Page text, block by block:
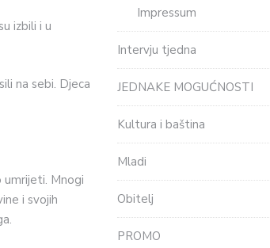
izbili i u
na sebi. Djeca
umrijeti. Mnogi
i svojih
Impressum
Intervju tjedna
JEDNAKE MOGUĆNOSTI
Kultura i baština
Mladi
Obitelj
PROMO